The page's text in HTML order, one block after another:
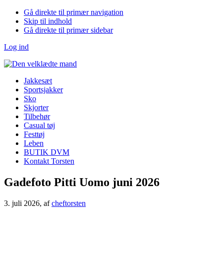
Gå direkte til primær navigation
Skip til indhold
Gå direkte til primær sidebar
Log ind
Jakkesæt
Sportsjakker
Sko
Skjorter
Tilbehør
Casual tøj
Festtøj
Leben
BUTIK DVM
Kontakt Torsten
Gadefoto Pitti Uomo juni 2026
3. juli 2026, afcheftorsten